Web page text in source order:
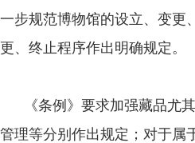
一步规范博物馆的设立、变更
更、终止程序作出明确规定。
《条例》要求加强藏品尤其
管理等分别作出规定；对于属